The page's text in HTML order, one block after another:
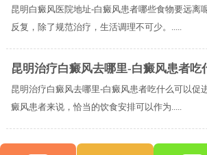
昆明白癜风医院地址-白癜风患者哪些食物要远离
反复，除了规范治疗，生活调理不可少。.....
昆明治疗白癜风去哪里-白癜风患者吃
昆明治疗白癜风去哪里-白癜风患者吃什么可以促
癜风患者来说，恰当的饮食安排可以作为.....